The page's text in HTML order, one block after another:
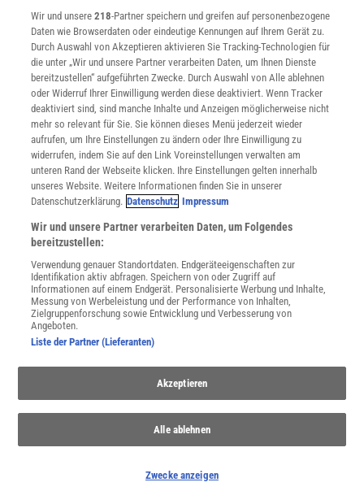
THEMENKANÄLE
Wir und unsere218-Partner speichern und greifen auf personenbezogene
Daten wie Browserdaten oder eindeutige Kennungen auf Ihrem Gerät zu.
Durch Auswahl von Akzeptieren aktivieren Sie Tracking-Technologien für
die unter „Wir und unsere Partner verarbeiten Daten, um Ihnen Dienste
bereitzustellen“ aufgeführten Zwecke. Durch Auswahl von Alle ablehnen
oder Widerruf Ihrer Einwilligung werden diese deaktiviert. Wenn Tracker
deaktiviert sind, sind manche Inhalte und Anzeigen möglicherweise nicht
mehr so relevant für Sie. Sie können dieses Menü jederzeit wieder
aufrufen, um Ihre Einstellungen zu ändern oder Ihre Einwilligung zu
widerrufen, indem Sie auf den Link Voreinstellungen verwalten am
unteren Rand der Webseite klicken. Ihre Einstellungen gelten innerhalb
unseres Website. Weitere Informationen finden Sie in unserer
Datenschutzerklärung. Datenschutz Impressum
Wir und unsere Partner verarbeiten Daten, um Folgendes
bereitzustellen:
Verwendung genauer Standortdaten. Endgeräteeigenschaften zur
Identifikation aktiv abfragen. Speichern von oder Zugriff auf
Informationen auf einem Endgerät. Personalisierte Werbung und Inhalte,
Messung von Werbeleistung und der Performance von Inhalten,
Zielgruppenforschung sowie Entwicklung und Verbesserung von
Angeboten.
Liste der Partner (Lieferanten)
Akzeptieren
Alle ablehnen
Zwecke anzeigen